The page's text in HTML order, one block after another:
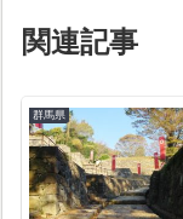
関連記事
群馬県